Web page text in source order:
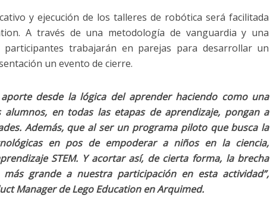
y ejecución de los talleres de robótica será facilitada
A través de una metodología de vanguardia y una
trabajarán en parejas para desarrollar un
un evento de cierre.
desde la lógica del aprender haciendo como una
en todas las etapas de aprendizaje, pongan a
Además, que al ser un programa piloto que busca la
en pos de empoderar a niños en la ciencia,
STEM. Y acortar así, de cierta forma, la brecha
grande a nuestra participación en esta actividad”,
Manager de Lego Education en Arquimed.